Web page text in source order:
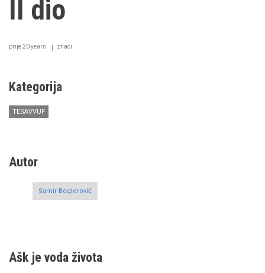
II dio
prije 20 years znaci
Kategorija
TESAVVUF
Autor
Samir Beglerović
Ašk je voda života